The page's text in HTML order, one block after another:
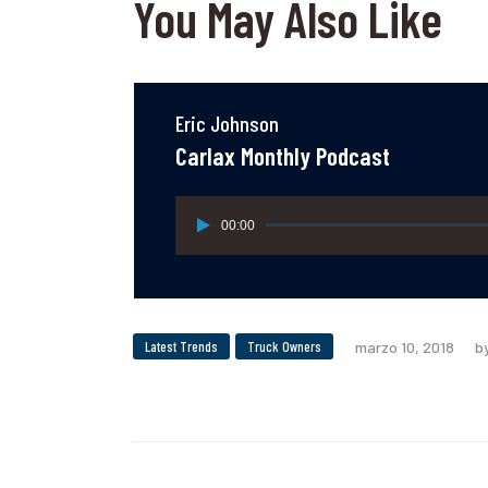
You May Also Like
Eric Johnson
Carlax Monthly Podcast
00:00
Latest Trends Truck Owners marzo 10, 2018